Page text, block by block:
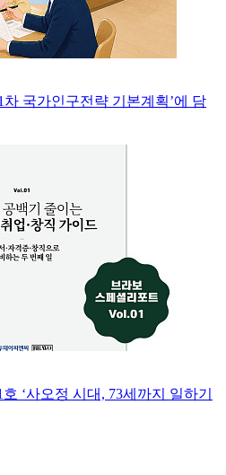
차 국가인구전략 기본계획’에 담
‘사오정 시대, 73세까지 일하기